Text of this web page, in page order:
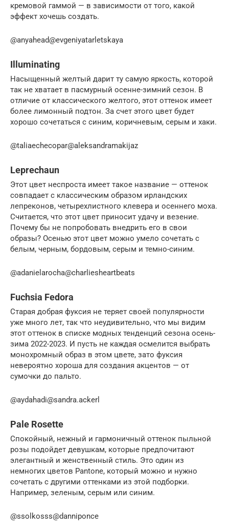
кремовой гаммой — в зависимости от того, какой
эффект хочешь создать.
@anyahead@evgeniyatarletskaya
Illuminating
Насыщенный желтый дарит ту самую яркость, которой
так не хватает в пасмурный осенне-зимний сезон. В
отличие от классического желтого, этот оттенок имеет
более лимонный подтон. За счет этого цвет будет
хорошо сочетаться с синим, коричневым, серым и хаки.
@taliaechecopar@aleksandramakijaz
Leprechaun
Этот цвет неспроста имеет такое название — оттенок
совпадает с классическим образом ирландских
лепреконов, четырехлистного клевера и осеннего моха.
Считается, что этот цвет приносит удачу и везение.
Почему бы не попробовать внедрить его в свои
образы? Осенью этот цвет можно умело сочетать с
белым, черным, бордовым, серым и темно-синим.
@adanielarocha@charliesheartbeats
Fuchsia Fedora
Старая добрая фуксия не теряет своей популярности
уже много лет, так что неудивительно, что мы видим
этот оттенок в списке модных тенденций сезона осень-
зима 2022-2023. И пусть не каждая осмелится выбрать
монохромный образ в этом цвете, зато фуксия
невероятно хороша для создания акцентов — от
сумочки до пальто.
@aydahadi@sandra.ackerl
Pale Rosette
Спокойный, нежный и гармоничный оттенок пыльной
розы подойдет девушкам, которые предпочитают
элегантный и женственный стиль. Это один из
немногих цветов Pantone, который можно и нужно
сочетать с другими оттенками из этой подборки.
Например, зеленым, серым или синим.
@ssolkosss@danniponce